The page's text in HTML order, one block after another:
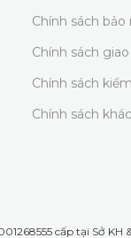
Chính sách
Chính sách
Chính sách
Chính sách
cấp tại Sở